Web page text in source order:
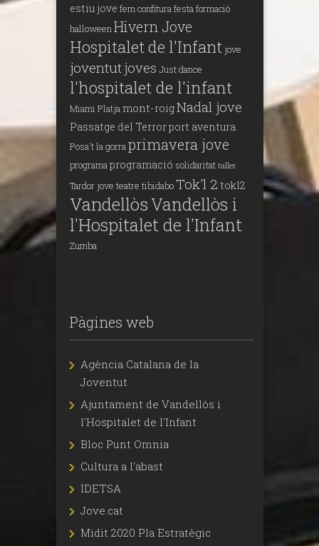
estiu jove fem confitura festa formació
halloween Hivern Jove
Hospitalet de l'Infant jove
joventutjoves Just dance
l'hospitalet de l'infant
Miami Platja mont-roigNadal jove
Passatge del Terrorport aventura
Posa't la gorra primavera jove
programa programació solidaritat taller
Tardor jove teatre tibidaboTok'l 2 tokl2
VandellòsVandellòs i
l'Hospitalet de l'Infant
Zumba
Pàgines web
Agència Catalana de la
Joventut
Ajuntament de Vandellòs i
l'Hospitalet de l'Infant
Bloc Punt Omnia
Cultura a l'abast
IDETSA
Jove.cat
Midit 2020 Pla Estratègic